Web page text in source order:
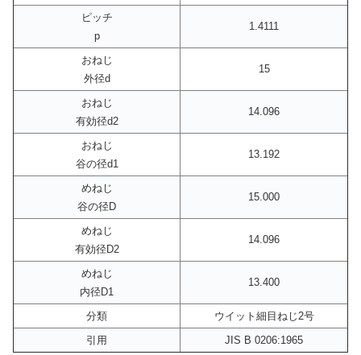
ピッチ
p
1.4111
おねじ
外径d
15
おねじ
有効径d2
14.096
おねじ
谷の径d1
13.192
めねじ
谷の径D
15.000
めねじ
有効径D2
14.096
めねじ
内径D1
13.400
分類
ウイット細目ねじ2号
引用
JIS B 0206:1965